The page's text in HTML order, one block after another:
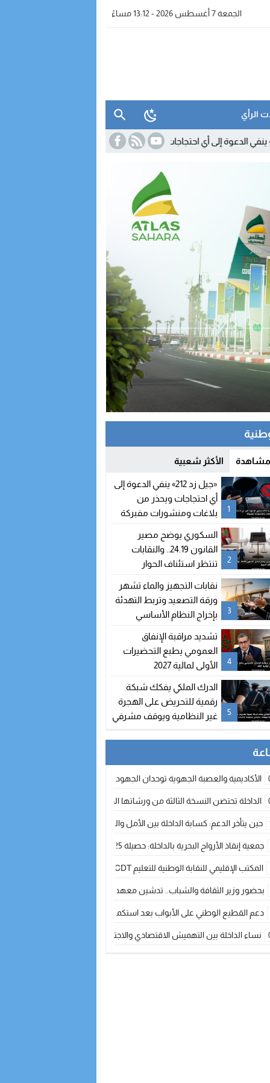
الجمعة 7 أغسطس 2026 - 13:12 مساءً
الرأي
مشاهدة الأكثر شعبية
1
«جيل زد 212» ينفي الدعوة إلى
أي احتجاجات ويحذر من
بلاغات ومنشورات مفبركة
2
السكوري يوضح مصير
القانون 24.19.. والنقابات
تنتظر استئناف الحوار
3
نقابات التجهيز والماء تشهر
ورقة التصعيد وتربط التهدئة
بإخراج النظام الأساسي
4
تشديد مراقبة الإنفاق
العمومي يطبع التحضيرات
الأولى لمالية 2027
5
الدرك الملكي يفكك شبكة
رقمية للتحريض على الهجرة
غير النظامية ويوقف مشرفي
الأكاديمية والعصبة الجهوية توحدان الجهود لتطوير الممارسة الكروية بجهة
الداخلة تحتضن النسخة الثالثة من ورشاتها الدولية: تكوين متخصص في التراث
حين يتأخر الدعم: كسابة الداخلة بين الأمل والقلق ؟
جمعية إنقاذ الأرواح البحرية بالداخلة: حصيلة 2025 بين مهام الإنقاذ ومشروع “دار البحار”
المكتب الإقليمي للنقابة الوطنية للتعليم CDT يجتمع مع المدير الإقليمي لمناقشة ملفات جوهرية لنساء ورجال التعليم
بحضور وزير الثقافة والشباب.. تدشين معهد الموسيقى والفنون الكوريغرافية بالداخلة
دعم القطيع الوطني على الأبواب بعد استكمال الترقيم… الفلاحة المغربية
نساء الداخلة بين التهميش الاقتصادي والاجتماعي… في المؤسسات الإنتاجية